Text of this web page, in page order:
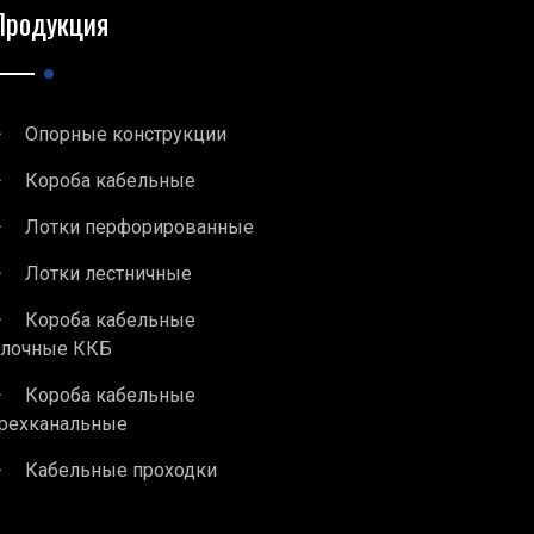
Опорные конструкции
Короба кабельные
Лотки перфорированные
Лотки лестничные
Короба кабельные
ККБ
Короба кабельные
Кабельные проходки